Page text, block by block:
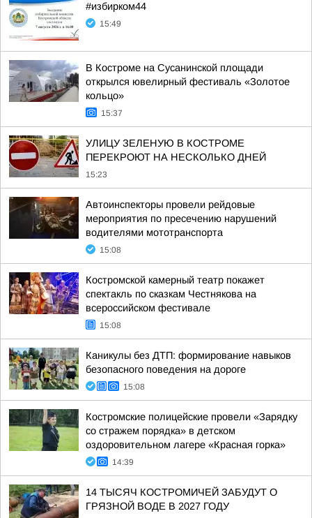
#избирком44
15:49
В Костроме на Сусанинской площади
открылся ювелирный фестиваль «Золотое
кольцо»
15:37
УЛИЦУ ЗЕЛЕНУЮ В КОСТРОМЕ
ПЕРЕКРОЮТ НА НЕСКОЛЬКО ДНЕЙ
15:23
Автоинспекторы провели рейдовые
мероприятия по пресечению нарушений
водителями мототранспорта
15:08
Костромской камерный театр покажет
спектакль по сказкам Честнякова на
всероссийском фестивале
15:08
Каникулы без ДТП: формирование навыков
безопасного поведения на дороге
15:08
Костромские полицейские провели «Зарядку
со стражем порядка» в детском
оздоровительном лагере «Красная горка»
14:39
14 ТЫСЯЧ КОСТРОМИЧЕЙ ЗАБУДУТ О
ГРЯЗНОЙ ВОДЕ В 2027 ГОДУ